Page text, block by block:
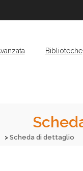
Biblioteche
Scheda di dettaglio